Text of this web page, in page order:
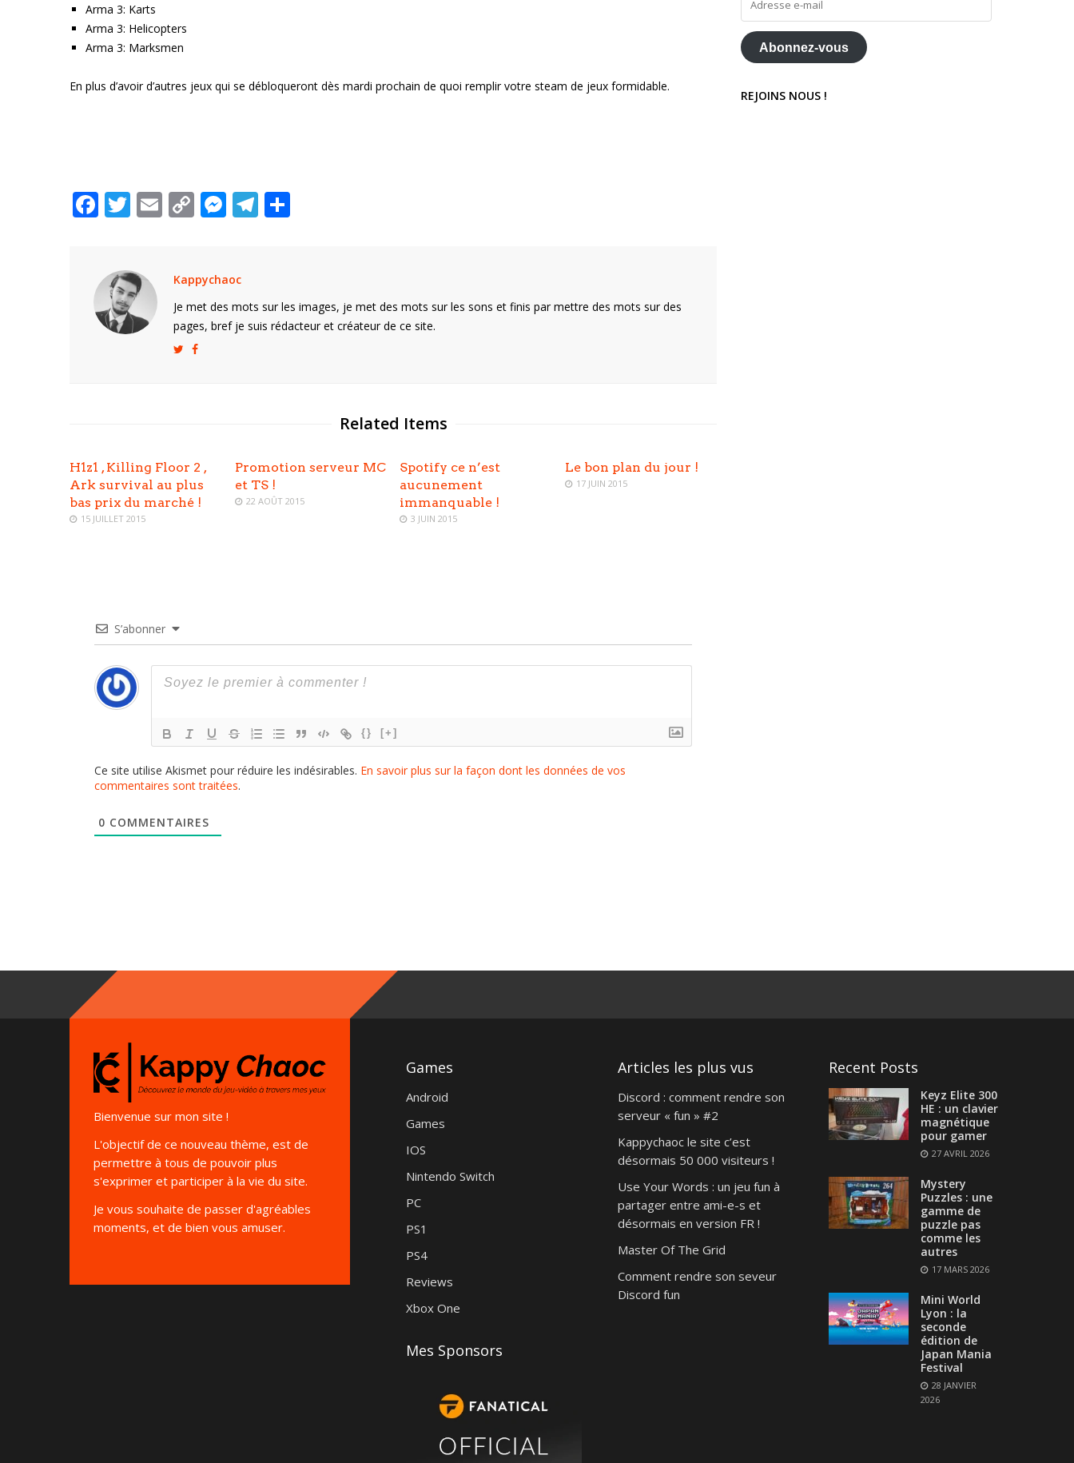
Arma 3: Karts
Arma 3: Helicopters
Arma 3: Marksmen
En plus d’avoir d’autres jeux qui se débloqueront dès mardi prochain de quoi remplir votre steam de jeux formidable.
F
b
o
o
T
er
E C
y
Li
n
k
M
e
n
g
T
a
m
er
Kappychaoc
Je met des mots sur les images, je met des mots sur les sons et finis par mettre des mots sur des
pages, bref je suis rédacteur et créateur de ce site.
Related Items
H1z1 , Killing Floor 2 ,
Ark survival au plus
bas prix du marché !
15 JUILLET 2015
Promotion serveur MC
et TS !
22 AOÛT 2015
Spotify ce n’est
aucunement
immanquable !
3 JUIN 2015
Le bon plan du jour !
17 JUIN 2015
S’abonner
{} [+]
Ce site utilise Akismet pour réduire les indésirables. En savoir plus sur la façon dont les données de vos
commentaires sont traitées.
0 COMMENTAIRES
mail
Abonnez-vous
REJOINS NOUS !
Bienvenue sur mon site !
L'objectif de ce nouveau thème, est de
permettre à tous de pouvoir plus
s'exprimer et participer à la vie du site.
Je vous souhaite de passer d'agréables
moments, et de bien vous amuser.
Games
Android
Games
IOS
Nintendo Switch
PC
PS1
PS4
Reviews
Xbox One
Mes Sponsors
Articles les plus vus
Discord : comment rendre son
serveur « fun » #2
Kappychaoc le site c’est
désormais 50 000 visiteurs !
Use Your Words : un jeu fun à
partager entre ami-e-s et
désormais en version FR !
Master Of The Grid
Comment rendre son seveur
Discord fun
Recent Posts
Keyz Elite 300
HE : un clavier
magnétique
pour gamer
27 AVRIL 2026
Mystery
Puzzles : une
gamme de
puzzle pas
comme les
autres
17 MARS 2026
Mini World
Lyon : la
seconde
édition de
Japan Mania
Festival
28 JANVIER
2026